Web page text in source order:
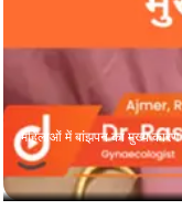
महिलाओं में बांझपन का मुख्य कारण